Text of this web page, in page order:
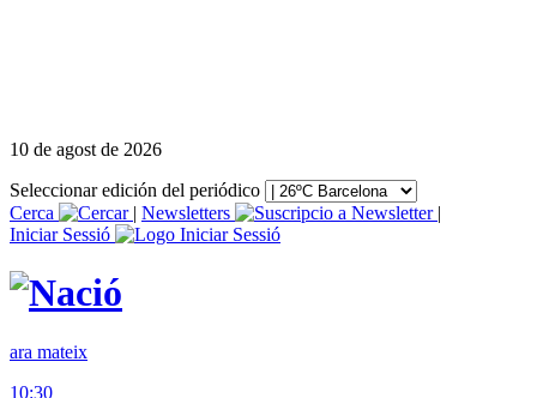
10 de agost de 2026
Seleccionar edición del periódico
Cerca
| Newsletters
|
Iniciar Sessió
ara mateix
10:30